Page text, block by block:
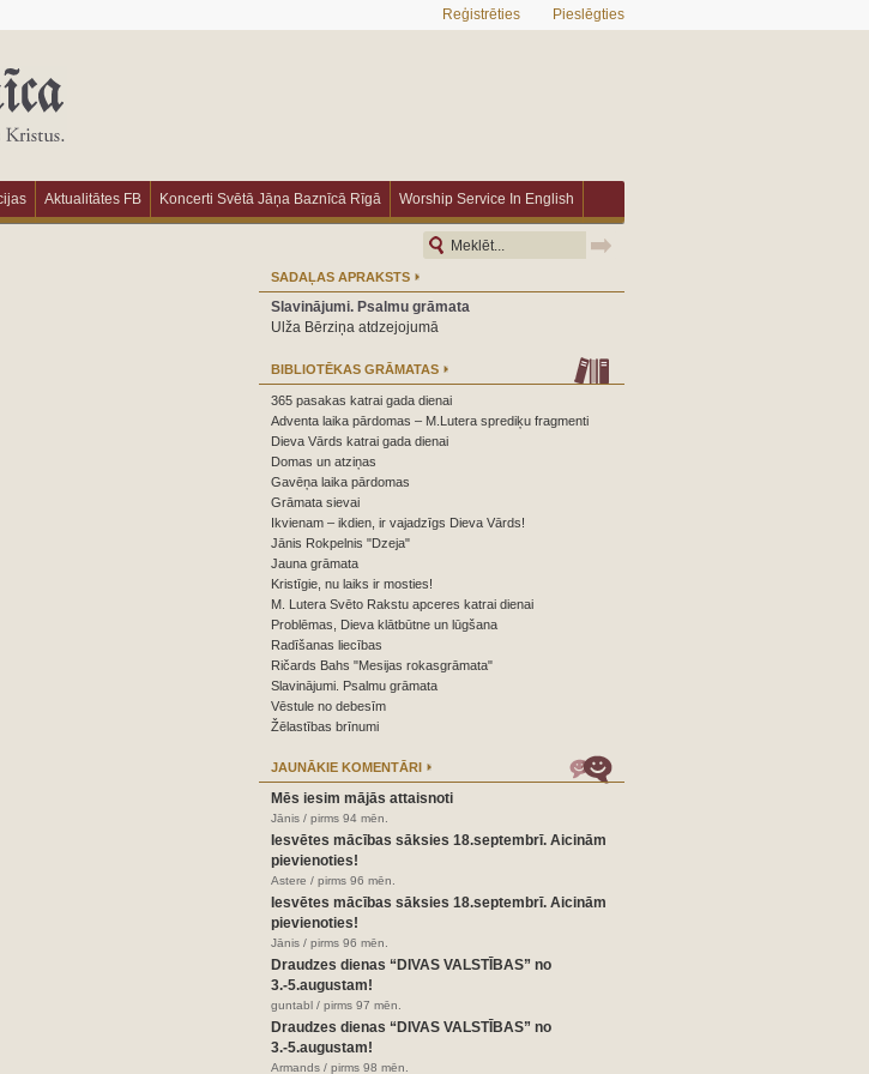
Reģistrēties Pieslēgties
Aktualitātes FB Koncerti Svētā Jāņa Baznīcā Rīgā Worship Service In English
SADAĻAS APRAKSTS
Slavinājumi. Psalmu grāmata
Ulža Bērziņa atdzejojumā
BIBLIOTĒKAS GRĀMATAS
365 pasakas katrai gada dienai
Adventa laika pārdomas – M.Lutera sprediķu fragmenti
Dieva Vārds katrai gada dienai
Domas un atziņas
Gavēņa laika pārdomas
Grāmata sievai
Ikvienam – ikdien, ir vajadzīgs Dieva Vārds!
Jānis Rokpelnis "Dzeja"
Jauna grāmata
Kristīgie, nu laiks ir mosties!
M. Lutera Svēto Rakstu apceres katrai dienai
Problēmas, Dieva klātbūtne un lūgšana
Radīšanas liecības
Ričards Bahs "Mesijas rokasgrāmata"
Slavinājumi. Psalmu grāmata
Vēstule no debesīm
Žēlastības brīnumi
JAUNĀKIE KOMENTĀRI
Mēs iesim mājās attaisnoti
Jānis / pirms 94 mēn.
Iesvētes mācības sāksies 18.septembrī. Aicinām
pievienoties!
Astere / pirms 96 mēn.
Iesvētes mācības sāksies 18.septembrī. Aicinām
pievienoties!
Jānis / pirms 96 mēn.
Draudzes dienas “DIVAS VALSTĪBAS” no
3.-5.augustam!
guntabl / pirms 97 mēn.
Draudzes dienas “DIVAS VALSTĪBAS” no
3.-5.augustam!
Armands / pirms 98 mēn.